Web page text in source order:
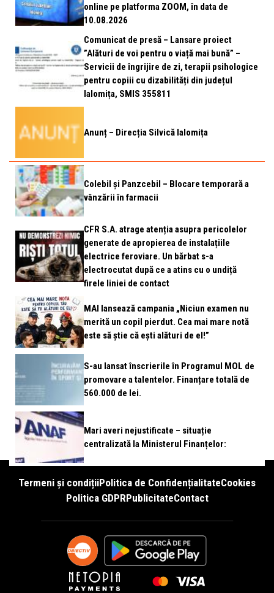
online pe platforma ZOOM, în data de
10.08.2026
Comunicat de presă – Lansare proiect
”Alături de voi pentru o viață mai bună” –
Servicii de îngrijire de zi, terapii psihologice
pentru copiii cu dizabilități din județul
Ialomița, SMIS 355811
Anunț – Direcția Silvică Ialomița
Colebil și Panzcebil – Blocare temporară a
vânzării în farmacii
CFR S.A. atrage atenția asupra pericolelor
generate de apropierea de instalațiile
electrice feroviare. Un bărbat s-a
electrocutat după ce a atins cu o undiță
firele liniei de contact
MAI lansează campania „Niciun examen nu
merită un copil pierdut. Cea mai mare notă
este să știe că ești alături de el!”
S-au lansat înscrierile în Programul MOL de
promovare a talentelor. Finanțare totală de
560.000 de lei.
Mari averi nejustificate – situație
centralizată la Ministerul Finanțelor:
Termeni și condițiiPolitica de ConfidențialitateCookies
Politica GDPRPublicitateContact